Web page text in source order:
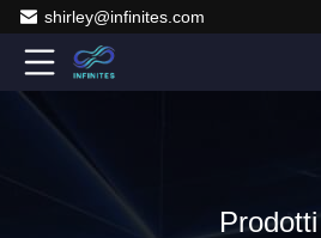
shirley@infinites.com
Prodotti